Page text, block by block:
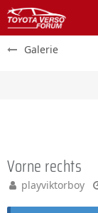
Galerie
Vorne rechts
playviktorboy